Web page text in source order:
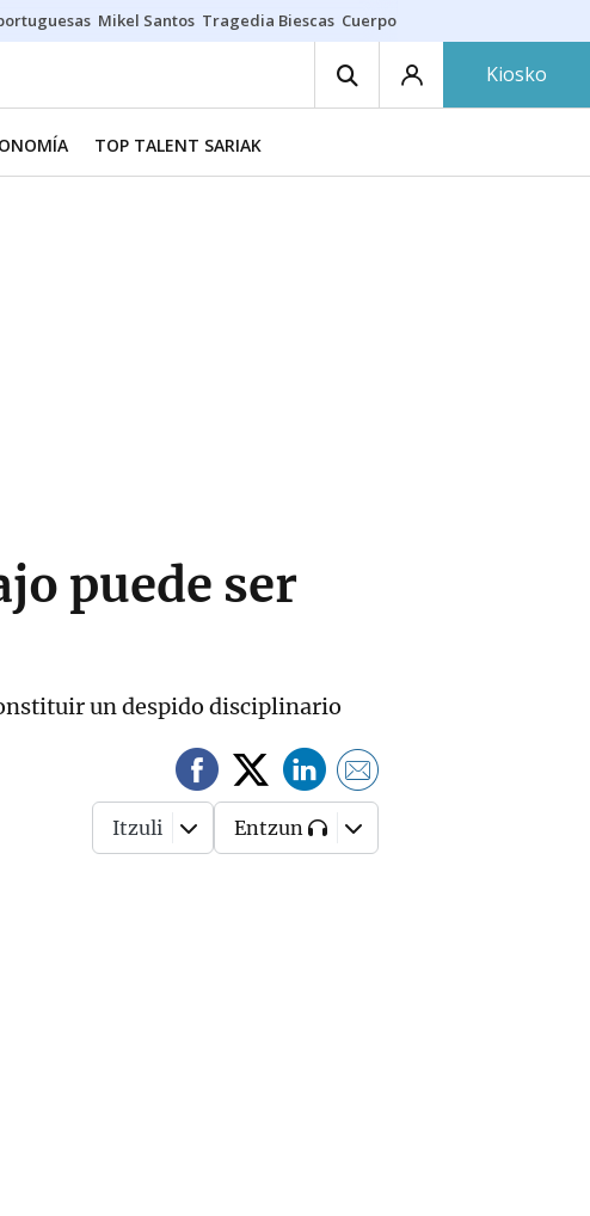
Mikel Santos Tragedia Biescas Cuerpo ría
Kiosko
TOP TALENT SARIAK
puede ser
un despido disciplinario
Itzuli Entzun